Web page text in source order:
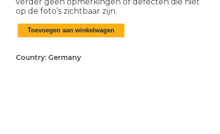
op de foto’s zichtbaar zijn.
Duitse
WO2
broodzak
Toevoegen aan winkelwagen
Country: Germany